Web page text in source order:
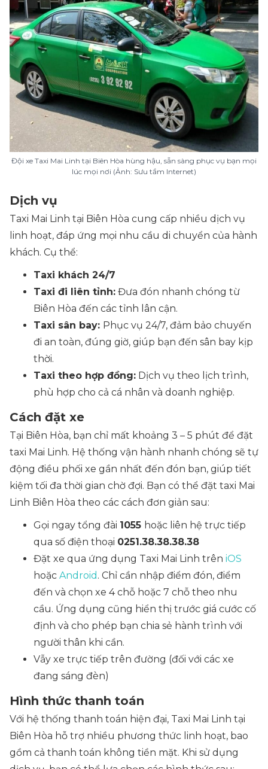
Đội xe Taxi Mai Linh tại Biên Hòa hùng hậu, sẵn sàng phục vụ bạn mọi
lúc mọi nơi (Ảnh: Sưu tầm Internet)
Dịch vụ
Taxi Mai Linh tại Biên Hòa cung cấp nhiều dịch vụ
linh hoạt, đáp ứng mọi nhu cầu di chuyển của hành
khách. Cụ thể:
Taxi khách 24/7
Taxi đi liên tỉnh: Đưa đón nhanh chóng từ
Biên Hòa đến các tỉnh lân cận.
Taxi sân bay: Phục vụ 24/7, đảm bảo chuyến
đi an toàn, đúng giờ, giúp bạn đến sân bay kịp
thời.
Taxi theo hợp đồng: Dịch vụ theo lịch trình,
phù hợp cho cả cá nhân và doanh nghiệp.
Cách đặt xe
Tại Biên Hòa, bạn chỉ mất khoảng 3 – 5 phút để đặt
taxi Mai Linh. Hệ thống vận hành nhanh chóng sẽ tự
động điều phối xe gần nhất đến đón bạn, giúp tiết
kiệm tối đa thời gian chờ đợi. Bạn có thể đặt taxi Mai
Linh Biên Hòa theo các cách đơn giản sau:
Gọi ngay tổng đài 1055 hoặc liên hệ trực tiếp
qua số điện thoại 0251.38.38.38.38
Đặt xe qua ứng dụng Taxi Mai Linh trên iOS
hoặc Android . Chỉ cần nhập điểm đón, điểm
đến và chọn xe 4 chỗ hoặc 7 chỗ theo nhu
cầu. Ứng dụng cũng hiển thị trước giá cước cố
định và cho phép bạn chia sẻ hành trình với
người thân khi cần.
Vẫy xe trực tiếp trên đường (đối với các xe
đang sáng đèn)
Hình thức thanh toán
Với hệ thống thanh toán hiện đại, Taxi Mai Linh tại
Biên Hòa hỗ trợ nhiều phương thức linh hoạt, bao
gồm cả thanh toán không tiền mặt. Khi sử dụng